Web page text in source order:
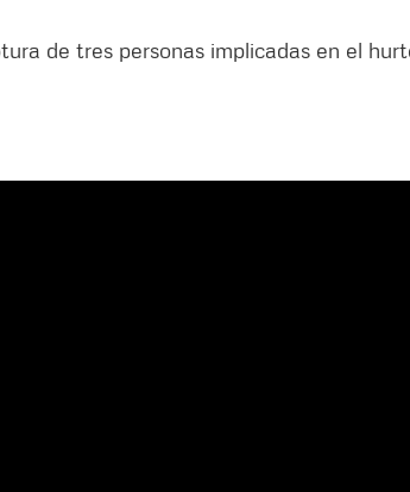
de tres personas implicadas en el